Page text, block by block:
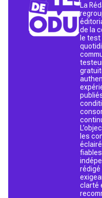
La
de la
le test
les
rédigé
clarté